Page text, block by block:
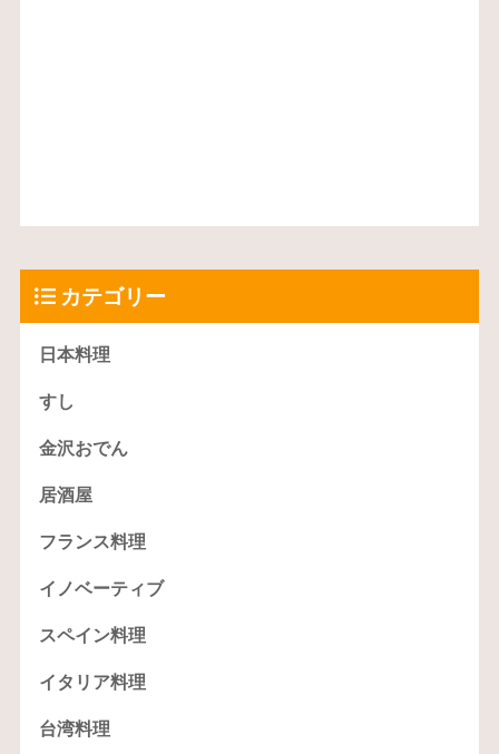
カテゴリー
日本料理
すし
金沢おでん
居酒屋
フランス料理
イノベーティブ
スペイン料理
イタリア料理
台湾料理